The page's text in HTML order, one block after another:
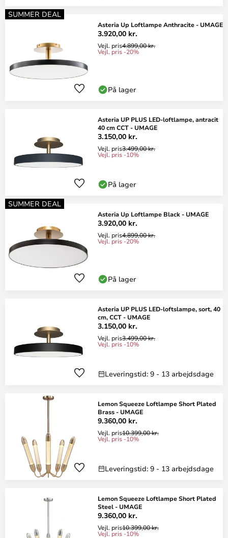
SUMMER DEAL
Asteria Up Loftlampe Anthracite - UMAGE
3.920,00 kr.
Vejl. pris4.899,00 kr.
Vejl. pris -20%
På lager
Asteria UP PLUS LED-loftlampe, antracit
40 cm CCT - UMAGE
3.150,00 kr.
Vejl. pris3.499,00 kr.
Vejl. pris -10%
På lager
SUMMER DEAL
Asteria Up Loftlampe Black - UMAGE
3.920,00 kr.
Vejl. pris4.899,00 kr.
Vejl. pris -20%
På lager
Asteria UP PLUS LED-loftslampe, sort, 40
cm, CCT - UMAGE
3.150,00 kr.
Vejl. pris3.499,00 kr.
Vejl. pris -10%
Leveringstid: 9 - 13 arbejdsdage
Lemon Squeeze Loftlampe Short Plated
Brass - UMAGE
9.360,00 kr.
Vejl. pris10.399,00 kr.
Vejl. pris -10%
Leveringstid: 9 - 13 arbejdsdage
Lemon Squeeze Loftlampe Short Plated
Steel - UMAGE
9.360,00 kr.
Vejl. pris10.399,00 kr.
Vejl. pris -10%